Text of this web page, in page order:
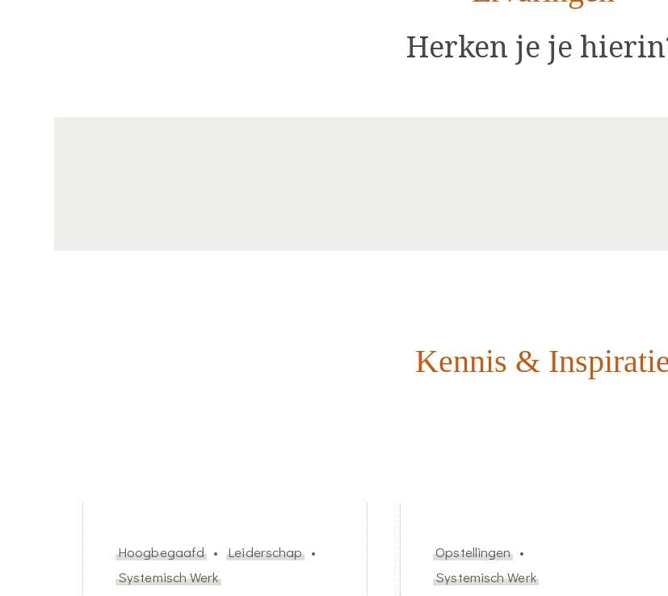
Herken je je
Kennis &
Hoogbegaafd
Leiderschap
Systemisch Werk
Opstellingen
Systemisch Werk